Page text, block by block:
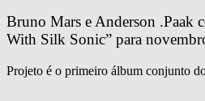
Bruno Mars e Anderson .Paak
With Silk Sonic” para
Projeto é o primeiro álbum conjunto